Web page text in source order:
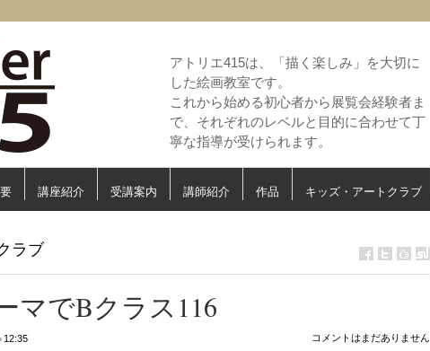
アトリエ415は、「描く楽しみ」を大切に
した絵画教室です。
これから始める初心者から展覧会経験者ま
で、それぞれのレベルと目的に合わせて丁
寧な指導が受けられます。
講座紹介 受講案内 講師紹介 作品 キッズ・アートクラブ
ラブ
マでBクラス116
12:35 コメントはまだありません